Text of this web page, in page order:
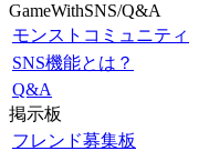
GameWithSNS/Q&A
モンストコミュニティ
SNS機能とは？
Q&A
掲示板
フレンド募集板